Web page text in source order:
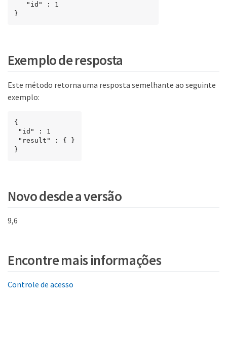
}
Exemplo de resposta
Este método retorna uma resposta semelhante ao seguinte
exemplo:
{
}
Novo desde a versão
9,6
Encontre mais informações
Controle de acesso